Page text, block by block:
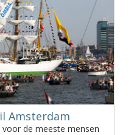
Amsterdam
de meeste mensen